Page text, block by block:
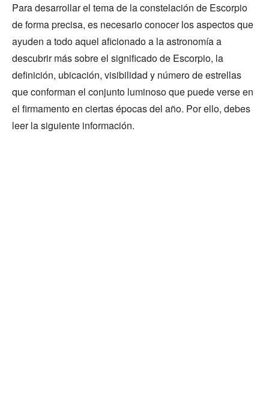
Para desarrollar el tema de la constelación de Escorpio
de forma precisa, es necesario conocer los aspectos que
ayuden a todo aquel aficionado a la astronomía a
descubrir más sobre el significado de Escorpio, la
definición, ubicación, visibilidad y número de estrellas
que conforman el conjunto luminoso que puede verse en
el firmamento en ciertas épocas del año. Por ello, debes
leer la siguiente información.